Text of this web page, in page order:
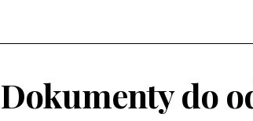
Dokumenty do